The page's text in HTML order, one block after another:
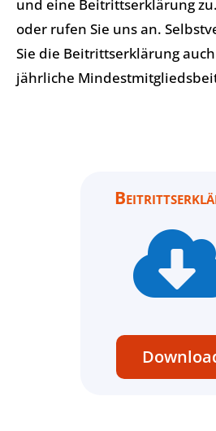
und eine Beitrittserklärung
oder rufen Sie uns an.
Sie die Beitrittserklärung
jährliche